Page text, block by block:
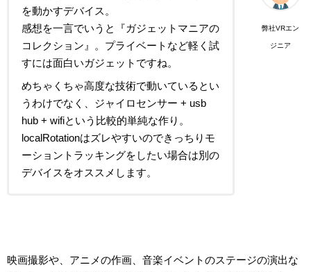
弊社VRエン
ジニア
を動かすデバイス。
感想を一言でいうと『ガジェットマニアの
コレクション』。プライベートなど軽く試
すには面白いガジェットですね。
めちゃくちゃ高度な技術で動いているとい
うわけでなく、ジャイロセンサー + usb
hub + wifiという比較的単純な作り。
localRotationはズレやすいのできっちりモ
ーショントラッキングをしたい場合は別の
デバイスをオススメします。
映画撮影や、アニメの作画、音楽イベントのステージの演出な